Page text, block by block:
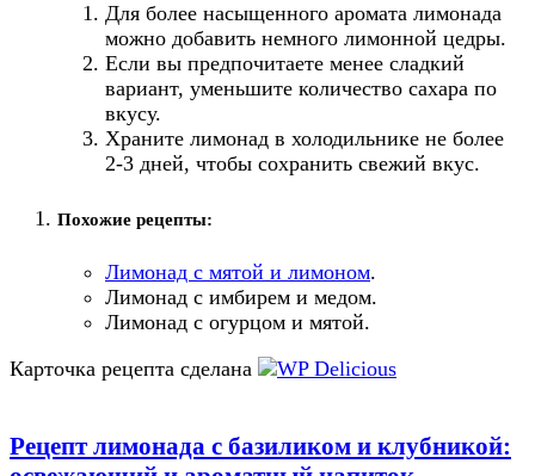
Для более насыщенного аромата лимонада
можно добавить немного лимонной цедры.
Если вы предпочитаете менее сладкий
вариант, уменьшите количество сахара по
вкусу.
Храните лимонад в холодильнике не более
2-3 дней, чтобы сохранить свежий вкус.
Похожие рецепты:
Лимонад с мятой и лимоном.
Лимонад с имбирем и медом.
Лимонад с огурцом и мятой.
Карточка рецепта сделана
Рецепт лимонада с базиликом и клубникой: